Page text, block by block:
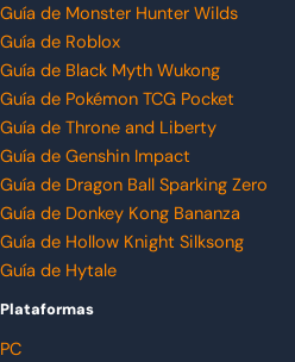
Guía de Monster Hunter Wilds
Guía de Roblox
Guía de Black Myth Wukong
Guía de Pokémon TCG Pocket
Guía de Throne and Liberty
Guía de Genshin Impact
Guía de Dragon Ball Sparking Zero
Guía de Donkey Kong Bananza
Guía de Hollow Knight Silksong
Guía de Hytale
Plataformas
PC